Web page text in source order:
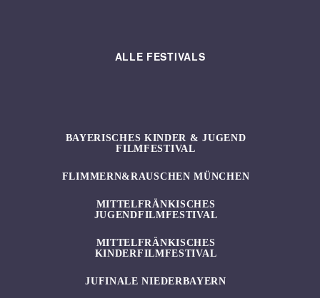
ALLE FESTIVALS
BAYERISCHES KINDER & JUGEND
FILMFESTIVAL
FLIMMERN&RAUSCHEN MÜNCHEN
MITTELFRÄNKISCHES
JUGENDFILMFESTIVAL
MITTELFRÄNKISCHES
KINDERFILMFESTIVAL
JUFINALE NIEDERBAYERN